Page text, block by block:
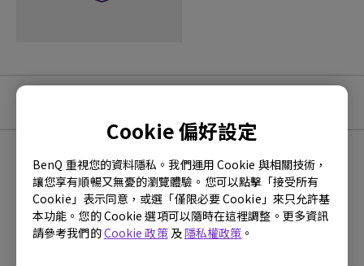
Cookie 偏好設定
BenQ 重視您的資料隱私。我們運用 Cookie 與相關技術，
讓您享有順暢又無憂的瀏覽體驗。您可以點擊「接受所有
Cookie」表示同意，或選「僅限必要 Cookie」來只允許基
本功能。您的 Cookie 選項可以隨時在這裡調整。更多資訊
請參考我們的Cookie 政策及 隱私權政策 。
0 個結果 最新
沒有常見問題的影片